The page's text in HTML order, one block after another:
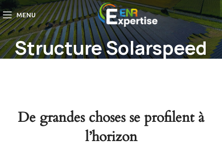
MENU
Structure Solarspeed
De grandes choses se profilent à
l’horizon